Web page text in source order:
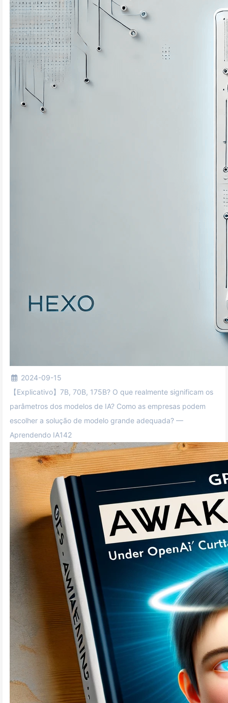
2024-09-15
【Explicativo】7B, 70B, 175B? O que realmente significam os
parâmetros dos modelos de IA? Como as empresas podem
escolher a solução de modelo grande adequada? —
Aprendendo IA142